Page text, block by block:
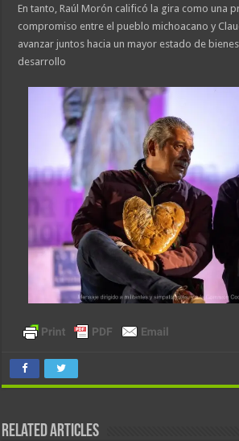
En tanto, Raúl Morón calificó la gira como una
compromiso entre el pueblo michoacano y
avanzar juntos hacia un mayor estado de
desarrollo
Related Articles